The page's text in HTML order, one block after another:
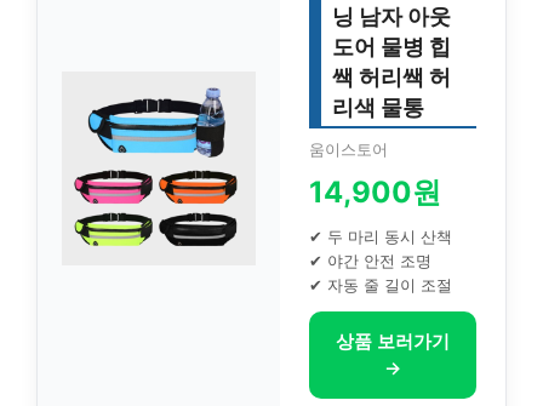
닝 남자 아웃
도어 물병 힙
쌕 허리쌕 허
리색 물통
움이스토어
14,900원
✔ 두 마리 동시 산책
✔ 야간 안전 조명
✔ 자동 줄 길이 조절
상품 보러가기
→